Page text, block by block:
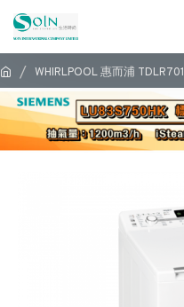
WHIRLPOOL 惠而浦